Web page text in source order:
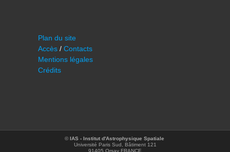
Plan du site
Accès / Contacts
Mentions légales
Crédits
©IAS - Institut d'Astrophysique Spatiale
Université Paris Sud, Bâtiment 121
91405 Orsay FRANCE